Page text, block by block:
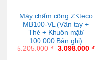
Máy chấm công ZKteco
MB100-VL (Vân tay +
Thẻ + Khuôn mặt/
100.000 Bản ghi)
5.205.000₫ 3.098.000 ₫